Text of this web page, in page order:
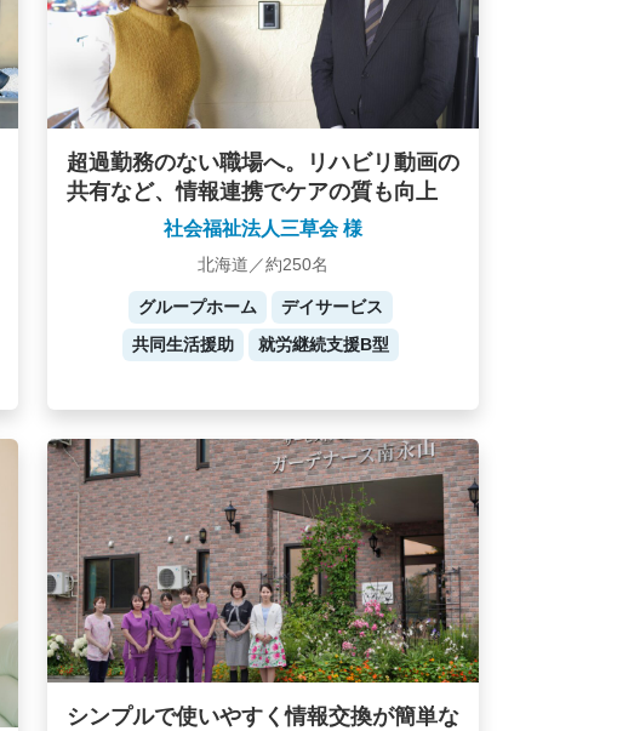
超過勤務のない職場へ。リハビリ動画の
共有など、情報連携でケアの質も向上
社会福祉法人三草会 様
北海道／約250名
グループホーム
デイサービス
共同生活援助
就労継続支援B型
シンプルで使いやすく情報交換が簡単な